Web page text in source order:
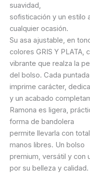
suavidad,
sofisticación y un estilo
cualquier ocasión.
Su asa ajustable, en
colores GRIS Y PLATA,
vibrante que realza la
del bolso. Cada
imprime carácter,
y un acabado
Ramona es ligera,
forma de bandolera
permite llevarla con
manos libres. Un bolso
premium, versátil y con
por su belleza y calidad.